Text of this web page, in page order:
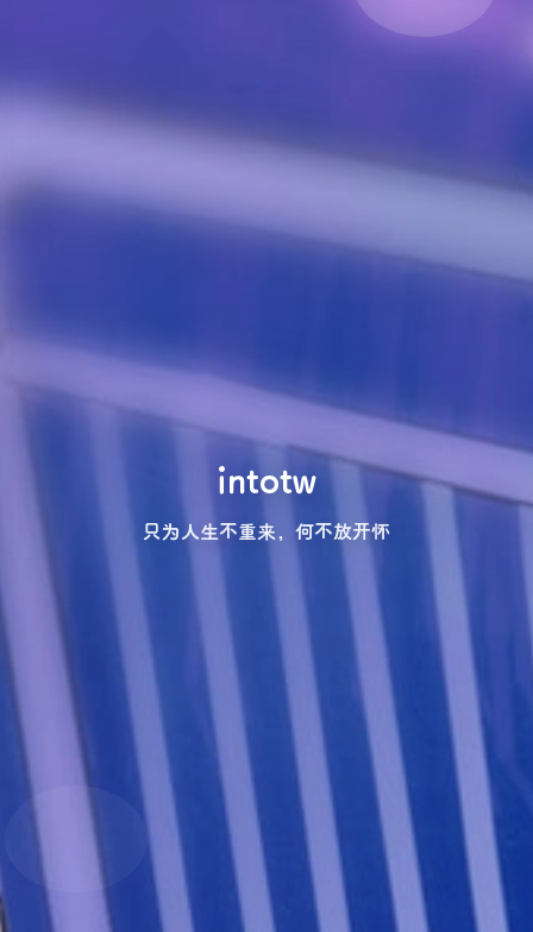
intotw
只为人生不重来，何不放开怀